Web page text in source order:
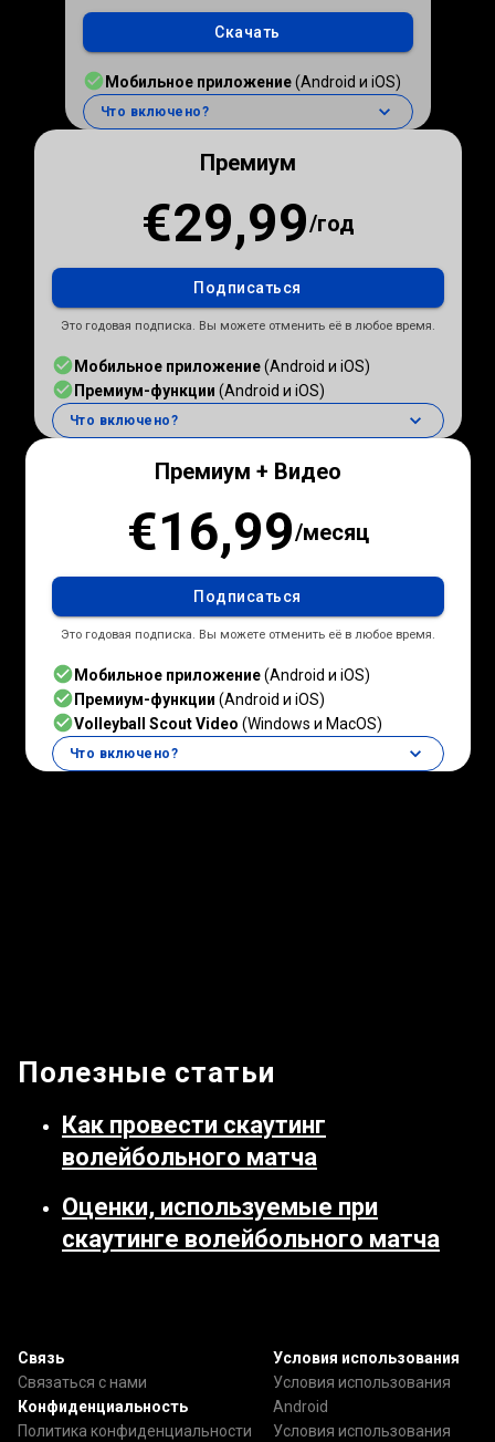
Скачать
Мобильное приложение(Android и iOS)
Что включено?
Премиум
€29,99/год
Подписаться
Это годовая подписка. Вы можете отменить её в любое время.
Мобильное приложение(Android и iOS)
Премиум-функции (Android и iOS)
Что включено?
Премиум + Видео
€16,99/месяц
Подписаться
Это годовая подписка. Вы можете отменить её в любое время.
Мобильное приложение(Android и iOS)
Премиум-функции (Android и iOS)
Volleyball Scout Video (Windows и MacOS)
Что включено?
Полезные статьи
Как провести скаутинг
волейбольного матча
Оценки, используемые при
скаутинге волейбольного матча
Связь
Связаться с нами
Конфиденциальность
Политика конфиденциальности
Условия использования
Условия использования
Android
Условия использования